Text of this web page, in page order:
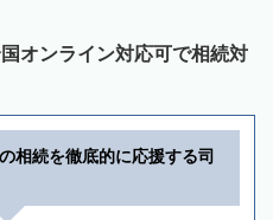
オンライン対応可で相続対
相続を徹底的に応援する司